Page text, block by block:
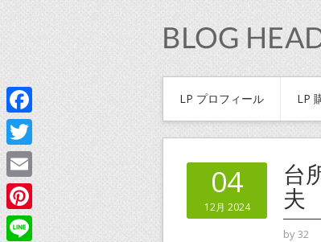
LP プロフィール LP
04
12月 2024
台
夫
by32
Facebook
Twitter
Email
Pinterest